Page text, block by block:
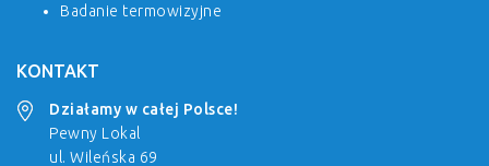
Badanie termowizyjne
KONTAKT
Działamy w całej Polsce!
Pewny Lokal
ul. Wileńska 69